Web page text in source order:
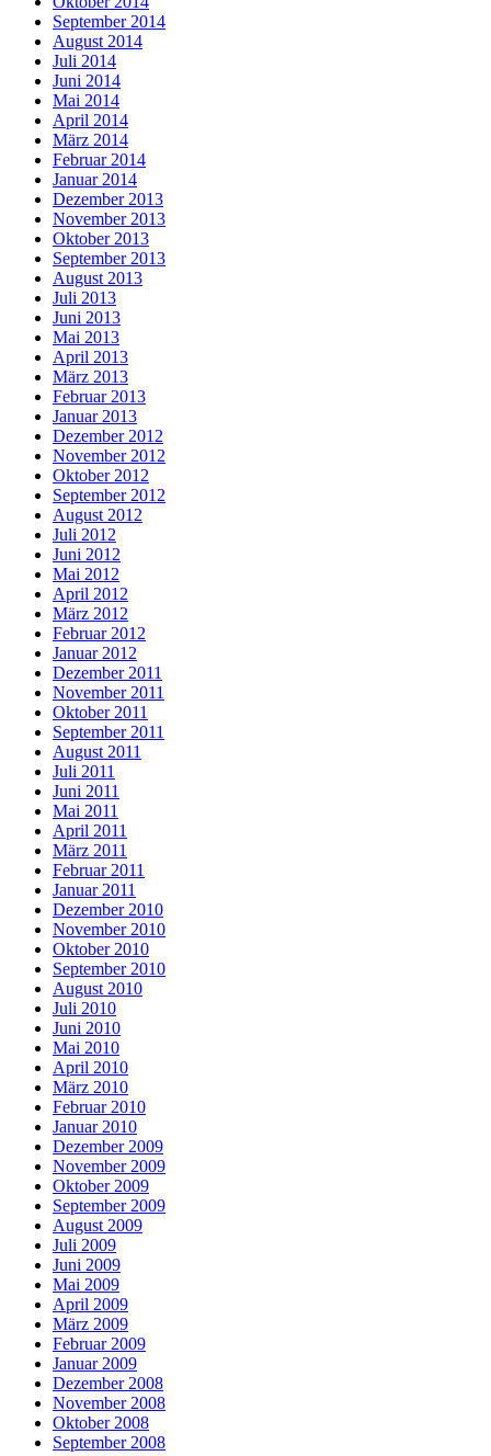
September 2014
August 2014
Juli 2014
Juni 2014
Mai 2014
April 2014
März 2014
Februar 2014
Januar 2014
Dezember 2013
November 2013
Oktober 2013
September 2013
August 2013
Juli 2013
Juni 2013
Mai 2013
April 2013
März 2013
Februar 2013
Januar 2013
Dezember 2012
November 2012
Oktober 2012
September 2012
August 2012
Juli 2012
Juni 2012
Mai 2012
April 2012
März 2012
Februar 2012
Januar 2012
Dezember 2011
November 2011
Oktober 2011
September 2011
August 2011
Juli 2011
Juni 2011
Mai 2011
April 2011
März 2011
Februar 2011
Januar 2011
Dezember 2010
November 2010
Oktober 2010
September 2010
August 2010
Juli 2010
Juni 2010
Mai 2010
April 2010
März 2010
Februar 2010
Januar 2010
Dezember 2009
November 2009
Oktober 2009
September 2009
August 2009
Juli 2009
Juni 2009
Mai 2009
April 2009
März 2009
Februar 2009
Januar 2009
Dezember 2008
November 2008
Oktober 2008
September 2008